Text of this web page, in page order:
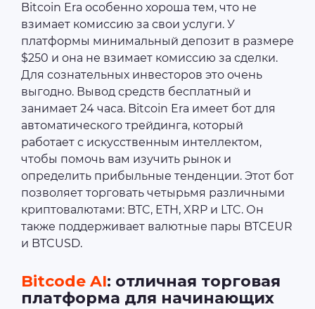
Bitcoin Era особенно хороша тем, что не
взимает комиссию за свои услуги. У
платформы минимальный депозит в размере
$250 и она не взимает комиссию за сделки.
Для сознательных инвесторов это очень
выгодно. Вывод средств бесплатный и
занимает 24 часа. Bitcoin Era имеет бот для
автоматического трейдинга, который
работает с искусственным интеллектом,
чтобы помочь вам изучить рынок и
определить прибыльные тенденции. Этот бот
позволяет торговать четырьмя различными
криптовалютами: BTC, ETH, XRP и LTC. Он
также поддерживает валютные пары BTCEUR
и BTCUSD.
Bitcode AI: отличная торговая
платформа для начинающих